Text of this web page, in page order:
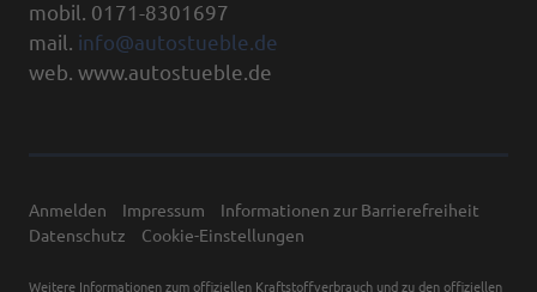
mobil. 0171-8301697
mail. info@autostueble.de
web. www.autostueble.de
Anmelden Impressum
Informationen zur Barrierefreiheit
Datenschutz
Cookie-Einstellungen
Weitere Informationen zum offiziellen Kraftstoffverbrauch und zu den offiziellen